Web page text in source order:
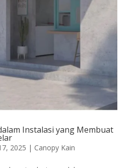
Instalasi yang Membuat
2025 | Canopy Kain